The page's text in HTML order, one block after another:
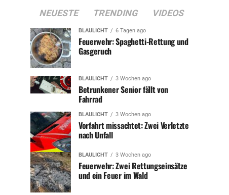
NEUESTE TRENDING VIDEOS
BLAULICHT 6 Tagen ago
Feuerwehr: Spaghetti-Rettung und
Gasgeruch
BLAULICHT 3 Wochen ago
Betrunkener Senior fällt von
Fahrrad
BLAULICHT 3 Wochen ago
Vorfahrt missachtet: Zwei Verletzte
nach Unfall
BLAULICHT 3 Wochen ago
Feuerwehr: Zwei Rettungseinsätze
und ein Feuer im Wald